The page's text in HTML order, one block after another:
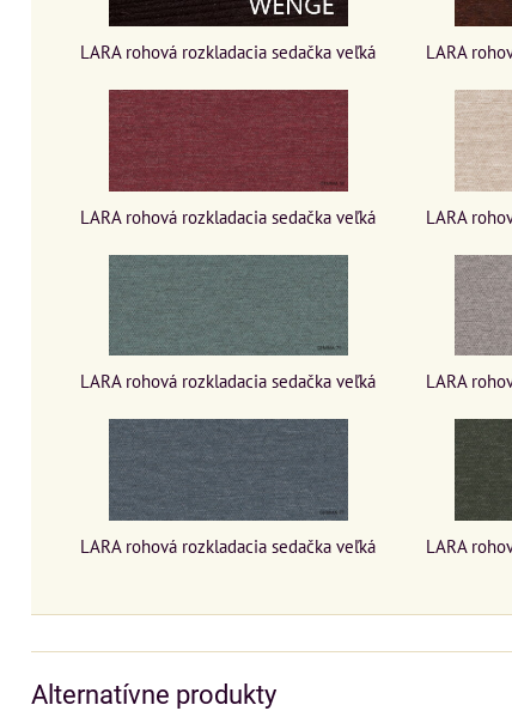
LARA rohová rozkladacia sedačka veľká LARA
LARA rohová rozkladacia sedačka veľká LARA
LARA rohová rozkladacia sedačka veľká LARA
LARA rohová rozkladacia sedačka veľká LARA
Alternatívne produkty